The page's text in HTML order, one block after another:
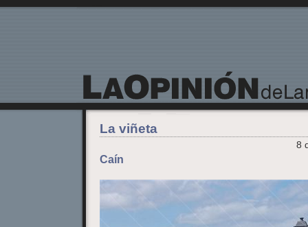
La viñeta
8
Caín